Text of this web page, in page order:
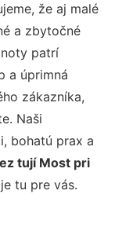
že aj malé
a zbytočné
patrí
a úprimná
zákazníka,
Naši
bohatú prax a
tují Most pri
tu pre vás.